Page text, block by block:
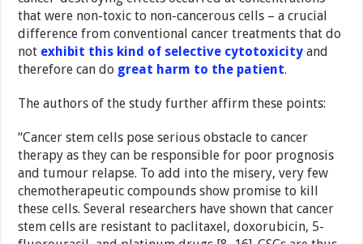
that were non-toxic to non-cancerous cells – a crucial
difference from conventional cancer treatments that do
not exhibit this kind of selective cytotoxicity and
therefore can do great harm to the patient.
The authors of the study further affirm these points:
“Cancer stem cells pose serious obstacle to cancer
therapy as they can be responsible for poor prognosis
and tumour relapse. To add into the misery, very few
chemotherapeutic compounds show promise to kill
these cells. Several researchers have shown that cancer
stem cells are resistant to paclitaxel, doxorubicin, 5-